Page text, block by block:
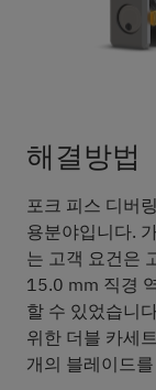
해결방법
포크 피스 디버
용분야입니다.
는 고객 요건은
15.0 mm 직경
할 수 있었습니
위한 더블 카세
개의 블레이드